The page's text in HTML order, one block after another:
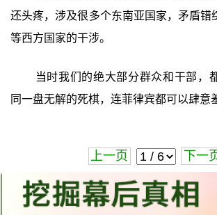
还头疼，涉及很多个东南亚国家，矛盾错
等西方国家的干涉。
当时我们的绝大部分群众和干部，
同一盘无解的死棋，连菲律宾都可以肆意
上一页 下一